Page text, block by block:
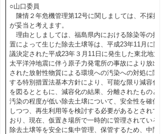
○山口委員
陳情２年危機管理第12号に関しましては、不採択
が妥当と考えます。
理由としましては、福島県内における除染等の措
置によって生じた除去土壌等は、平成23年11月に閣
議決定された平成23年３月11日に発生した東北地方
太平洋沖地震に伴う原子力発電所の事故により放出
された放射性物質による環境への汚染への対処に関
する特別措置法基本方針により、可能な限り減容化
を図るとともに、減容化の結果、分離されたものと
汚染の程度が低い除去土壌について、安全性を確保
しつつ、再生利用等を検討する必要があるとされて
おり、現在、仮置き場所で一時的に管理されている
除去土壌等を安全に集中管理、保管するため、中間